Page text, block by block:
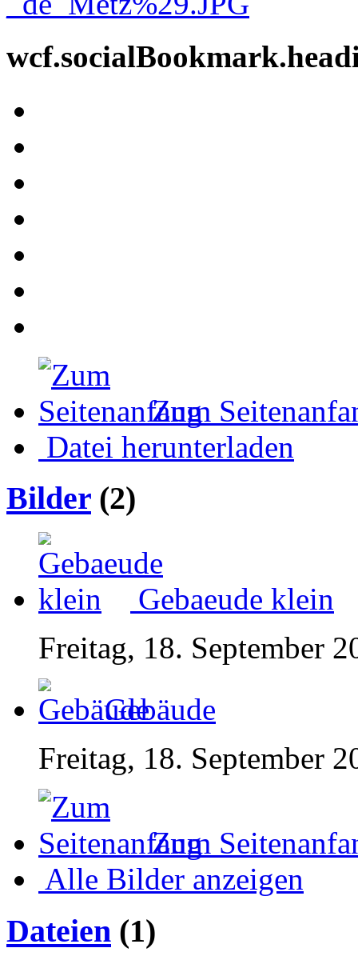
Zum
Datei herunterladen
Bilder (2)
Gebaeude klein
Freitag, 18. September
Gebäude
Freitag, 18. September
Zum
Alle Bilder anzeigen
Dateien (1)